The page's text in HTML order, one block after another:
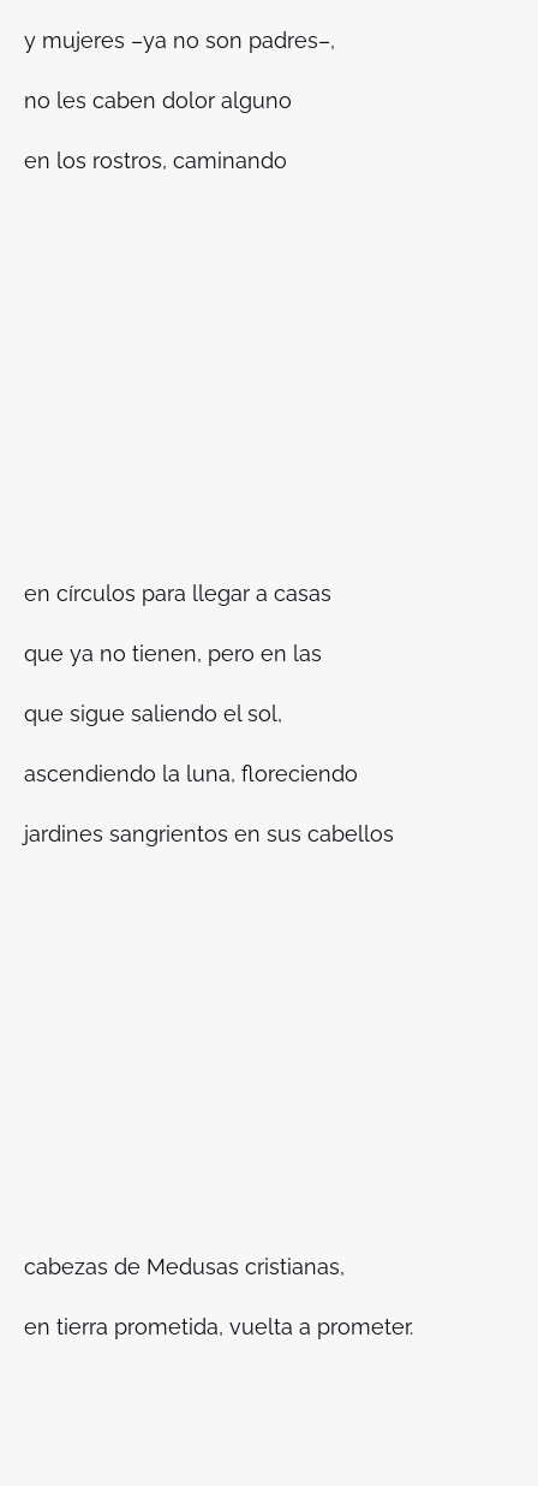
y mujeres –ya no son padres–,
no les caben dolor alguno
en los rostros, caminando
en círculos para llegar a casas
que ya no tienen, pero en las
que sigue saliendo el sol,
ascendiendo la luna, floreciendo
jardines sangrientos en sus cabellos
cabezas de Medusas cristianas,
en tierra prometida, vuelta a prometer.